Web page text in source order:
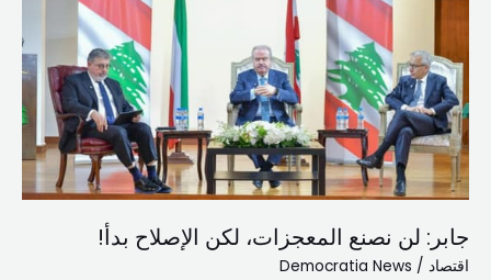
جابر: لن نصنع المعجزات، لكن الإصلاح بدأ!
اقتصاد /
Democratia News
لكن
الإصلاح
بدأ!